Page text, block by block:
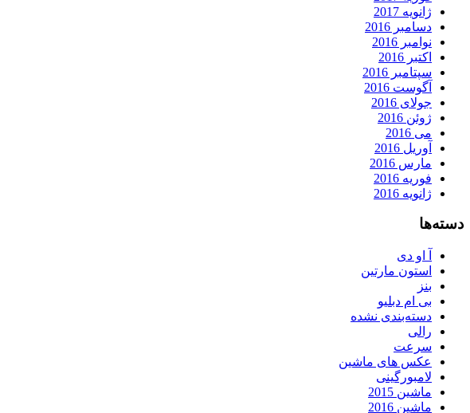
ژانویه 2017
دسامبر 2016
نوامبر 2016
اکتبر 2016
سپتامبر 2016
آگوست 2016
جولای 2016
ژوئن 2016
می 2016
آوریل 2016
مارس 2016
فوریه 2016
ژانویه 2016
دسته‌ها
آ او دی
استون مارتین
بنز
بی ام دبلیو
دسته‌بندی نشده
رالی
سرعت
عکس های ماشین
لامبورگینی
ماشین 2015
ماشین 2016